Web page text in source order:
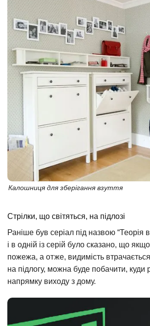
Калошниця для зберігання взуття
Стрілки, що світяться, на підлозі
Раніше був серіал під назвою “Теорія
і в одній із серій було сказано, що
пожежа, а отже, видимість
на підлогу, можна буде побачити, куди
напрямку виходу з дому.